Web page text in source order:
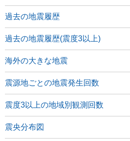
過去の地震履歴
過去の地震履歴(震度3以上)
海外の大きな地震
震源地ごとの地震発生回数
震度3以上の地域別観測回数
震央分布図